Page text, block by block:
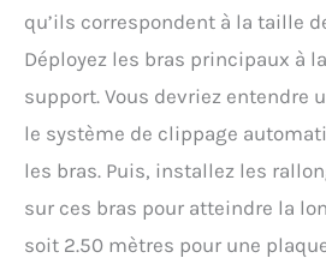
qu’ils correspondent à la taille
Déployez les bras principaux à
support. Vous devriez entendre
le système de clippage
les bras. Puis, installez les
sur ces bras pour atteindre la
soit 2.50 mètres pour une